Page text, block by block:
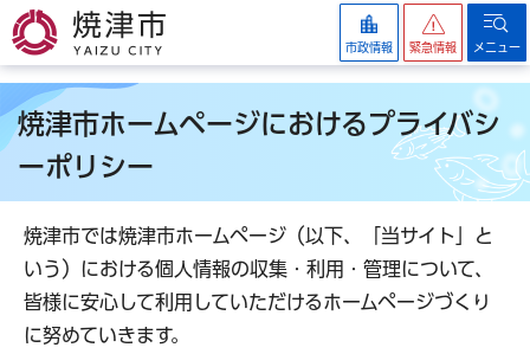
焼津市
市政情報 緊急情報 メニュー
焼津市ホームページにおけるプライバシ
ーポリシー
焼津市では焼津市ホームページ（以下、「当サイト」と
いう）における個人情報の収集・利用・管理について、
皆様に安心して利用していただけるホームページづくり
に努めていきます。